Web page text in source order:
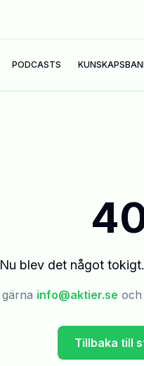
PODCASTS
Nu blev det något
info@aktier.se och
Tillbaka till